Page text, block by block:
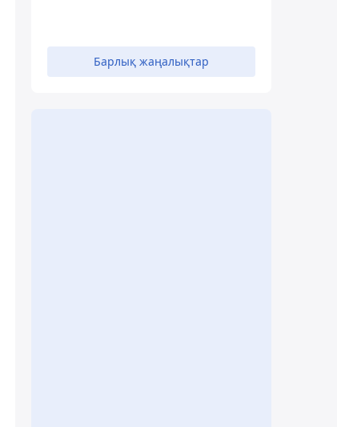
Барлық жаңалықтар